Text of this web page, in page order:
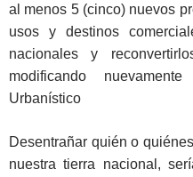
al menos 5 (cinco) nuevos
usos y destinos
nacionales y
modificando
Urbanístico
Desentrañar quién o
nuestra tierra nacional,